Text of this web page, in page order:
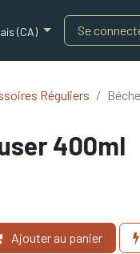
Blogue
(CA) Se
Réguliers
400ml
Ajouter au panier